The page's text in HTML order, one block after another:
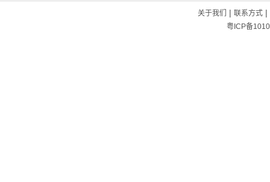
关于我们 | 联系方式|
粤ICP备